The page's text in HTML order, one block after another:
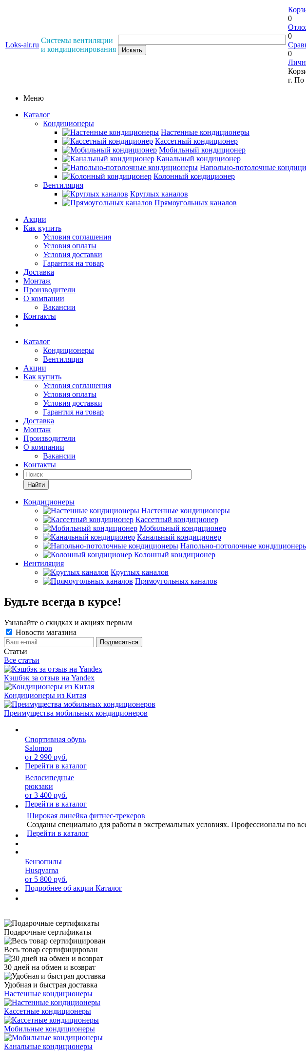
Loks-air.ru
Системы вентиляции
и кондиционирования
0
0
0
г.
Меню
Каталог
Кондиционеры
Настенные кондиционеры
Кассетный кондиционер
Мобильный кондиционер
Канальный кондиционер
Напольно-потолочные
Колонный кондиционер
Вентиляция
Круглых каналов
Прямоугольных каналов
Акции
Как купить
Условия соглашения
Условия оплаты
Условия доставки
Гарантия на товар
Доставка
Монтаж
Производители
О компании
Вакансии
Контакты
Каталог
Кондиционеры
Вентиляция
Акции
Как купить
Условия соглашения
Условия оплаты
Условия доставки
Гарантия на товар
Доставка
Монтаж
Производители
О компании
Вакансии
Контакты
Кондиционеры
Настенные кондиционеры
Кассетный кондиционер
Мобильный кондиционер
Канальный кондиционер
Напольно-потолочные
Колонный кондиционер
Вентиляция
Круглых каналов
Прямоугольных каналов
Будьте всегда в курсе!
Узнавайте о скидках и акциях первым
Новости магазина
Статьи
Все статьи
Кэшбэк за отзыв на Yandex
Кондиционеры из Китая
Преимущества мобильных кондиционеров
Спортивная обувь
Salomon
от 2 990 руб.
Перейти в каталог
Велосипедные
рюкзаки
от 3 400 руб.
Перейти в каталог
Широкая линейка фитнес-трекеров
Созданы специально для работы в экстремальных условиях. Профессионалы по
Перейти в каталог
Бензопилы
Husqvarna
от 5 800 руб.
Подробнее об акции Каталог
Подарочные сертификаты
Весь товар сертифицирован
30 дней на обмен и возврат
Удобная и быстрая доставка
Настенные кондиционеры
Кассетные кондиционеры
Мобильные кондиционеры
Канальные кондиционеры